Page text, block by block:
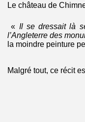
Le château de
« Il se dressait là
l’Angleterre des
la moindre peinture
Malgré tout, ce récit